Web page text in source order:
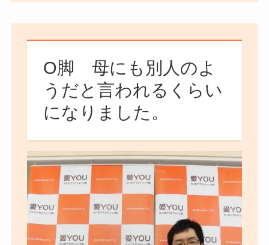
О脚 母にも別人のよ
うだと言われるくらい
になりました。